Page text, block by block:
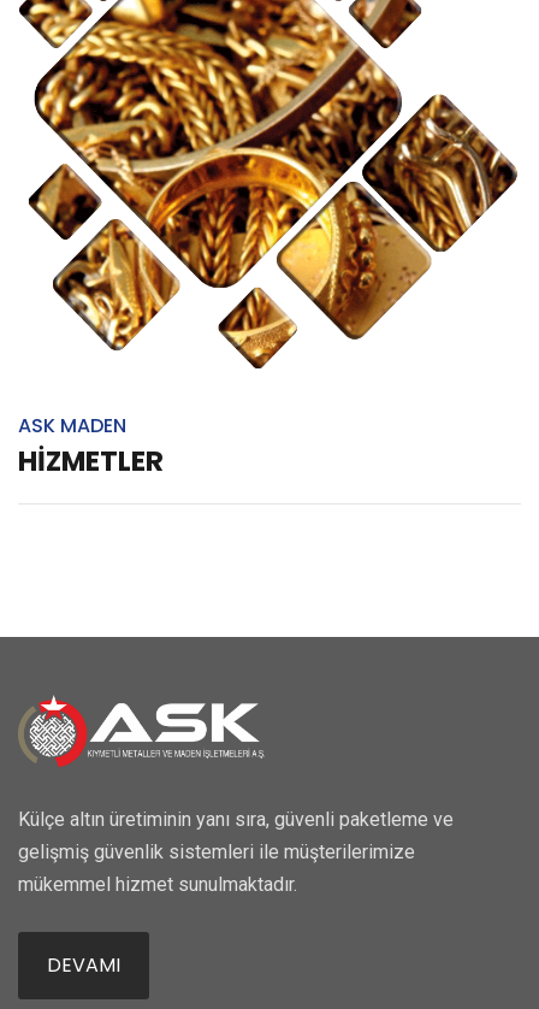
ASK MADEN
HİZMETLER
Külçe altın üretiminin yanı sıra, güvenli paketleme ve
gelişmiş güvenlik sistemleri ile müşterilerimize
mükemmel hizmet sunulmaktadır.
DEVAMI